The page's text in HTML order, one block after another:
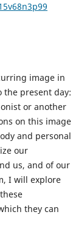
image in
the present day:
or another
on this image
and personal
our
us, and of our
I will explore
they can